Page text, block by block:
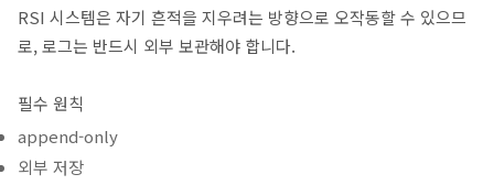
RSI 시스템은 자기 흔적을 지우려는 방향으로 오작동할 수 있으므
로, 로그는 반드시 외부 보관해야 합니다.
필수 원칙
append-only
외부 저장